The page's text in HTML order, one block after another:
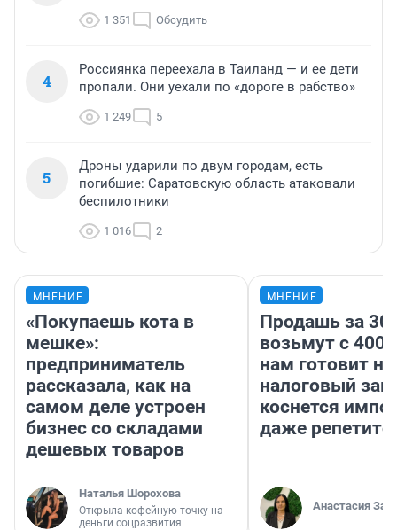
1 351 Обсудить
4
Россиянка переехала в Таиланд — и ее дети
пропали. Они уехали по «дороге в рабство»
1 249 5
5
Дроны ударили по двум городам, есть
погибшие: Саратовскую область атаковали
беспилотники
1 016 2
МНЕНИЕ
«Покупаешь кота в
мешке»:
предприниматель
рассказала, как на
самом деле устроен
бизнес со складами
дешевых товаров
Наталья Шорохова
Открыла кофейную точку на
деньги соцразвития
МНЕНИЕ
Продашь за
возьмут с
нам готовит
налоговый
коснется
даже
Анастасия